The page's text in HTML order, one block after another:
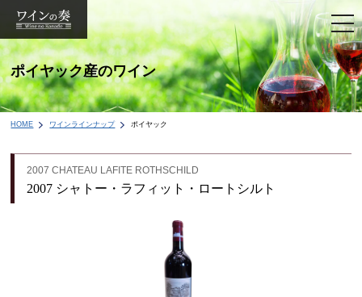
ポイヤック産のワイン
HOME ワインラインナップ ポイヤック
2007 CHATEAU LAFITE ROTHSCHILD
2007 シャトー・ラフィット・ロートシルト